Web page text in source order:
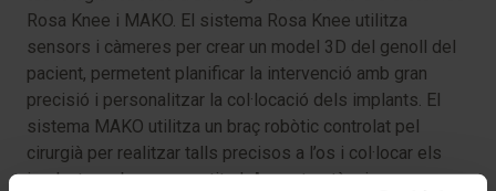
Rosa Knee i MAKO. El sistema Rosa Knee utilitza
sensors i càmeres per crear un model 3D del genoll del
pacient, permetent planificar la intervenció amb gran
precisió i personalitzar la col·locació dels implants. El
sistema MAKO utilitza un braç robòtic controlat pel
cirurgià per realitzar talls precisos a l’os i col·locar els
implants amb gran exactitud. Aquestes tècniques